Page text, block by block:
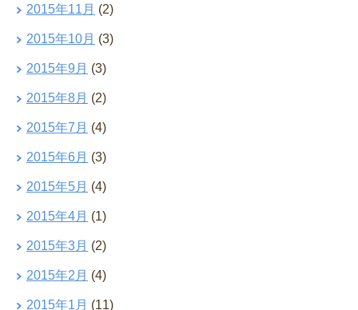
2015年11月 (2)
2015年10月 (3)
2015年9月 (3)
2015年8月 (2)
2015年7月 (4)
2015年6月 (3)
2015年5月 (4)
2015年4月 (1)
2015年3月 (2)
2015年2月 (4)
2015年1月 (11)